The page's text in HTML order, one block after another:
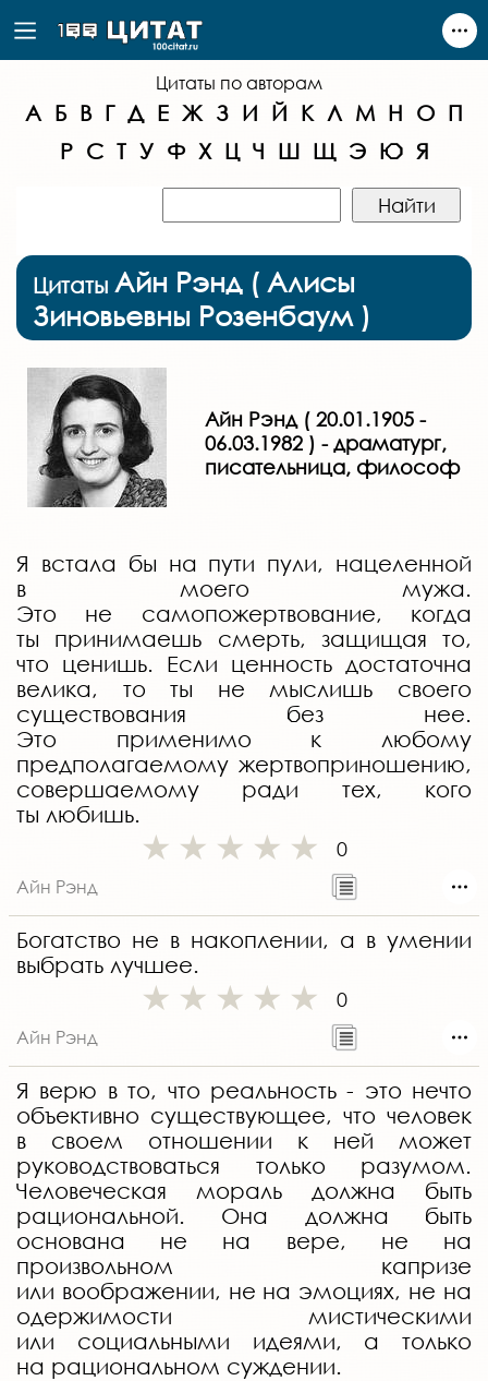
Цитаты по авторам
А Б В Г Д Е Ж З И Й К Л М Н О П
Р С Т У Ф Х Ц Ч Ш Щ Э Ю Я
Цитаты Айн Рэнд ( Алисы
Зиновьевны Розенбаум )
Айн Рэнд ( 20.01.1905 -
06.03.1982 ) - драматург,
писательница, философ
Я встала бы на пути пули, нацеленной
в моего мужа.
Это не самопожертвование, когда
ты принимаешь смерть, защищая то,
что ценишь. Если ценность достаточна
велика, то ты не мыслишь своего
существования без нее.
Это применимо к любому
предполагаемому жертвоприношению,
совершаемому ради тех, кого
ты любишь.
0
Айн Рэнд
Богатство не в накоплении, а в умении
выбрать лучшее.
0
Айн Рэнд
Я верю в то, что реальность - это нечто
объективно существующее, что человек
в своем отношении к ней может
руководствоваться только разумом.
Человеческая мораль должна быть
рациональной. Она должна быть
основана не на вере, не на
произвольном капризе
или воображении, не на эмоциях, не на
одержимости мистическими
или социальными идеями, а только
на рациональном суждении.